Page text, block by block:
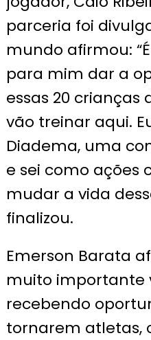
parceria foi
mundo afirmou:
para mim dar a
essas 20 crianças
vão treinar aqui.
Diadema, uma
e sei como ações
mudar a vida
finalizou.
Emerson Barata
muito importante
recebendo
tornarem atletas,